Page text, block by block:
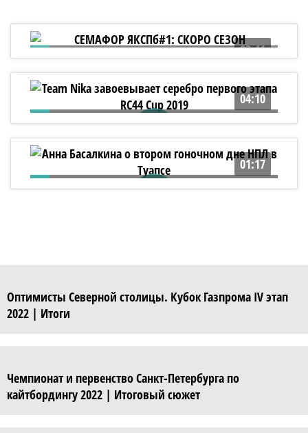
03:41
СЕМАФОР ЯКСПб#1: СКОРО СЕЗОН
04:10
Team Nika завоевывает серебро первого
этапа RC44 Cup 2019
01:17
Анна Басалкина о втором гоночном дне
Оптимисты Северной столицы. Кубок Газпрома IV этап
2022 | Итоги
Чемпионат и первенство Санкт-Петербурга по
кайтбордингу 2022 | Итоговый сюжет